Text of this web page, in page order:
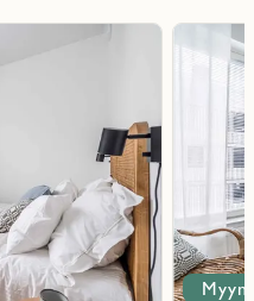
Lue
lisää
kohteesta